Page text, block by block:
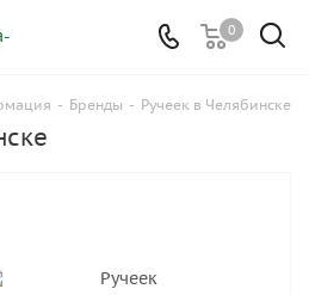
0
- Бренды - Ручеек в Челябинске